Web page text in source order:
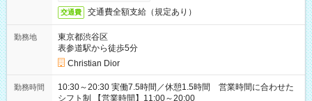
交通費 交通費全額支給（規定あり）
勤務地
東京都渋谷区
表参道駅から徒歩5分
Christian Dior
勤務時間
10:30～20:30 実働7.5時間／休憩1.5時間 営業時間に合わせた
シフト制 【営業時間】11:00～20:00